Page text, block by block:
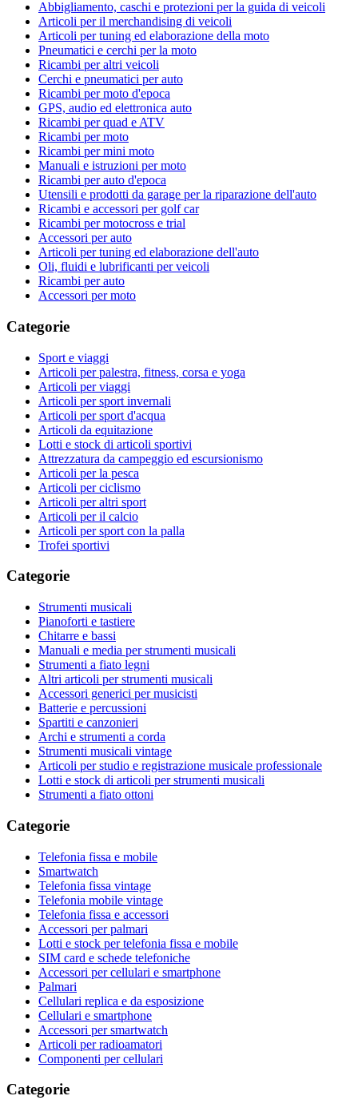
Abbigliamento, caschi e protezioni per la guida di veicoli
Articoli per il merchandising di veicoli
Articoli per tuning ed elaborazione della moto
Pneumatici e cerchi per la moto
Ricambi per altri veicoli
Cerchi e pneumatici per auto
Ricambi per moto d'epoca
GPS, audio ed elettronica auto
Ricambi per quad e ATV
Ricambi per moto
Ricambi per mini moto
Manuali e istruzioni per moto
Ricambi per auto d'epoca
Utensili e prodotti da garage per la riparazione dell'auto
Ricambi e accessori per golf car
Ricambi per motocross e trial
Accessori per auto
Articoli per tuning ed elaborazione dell'auto
Oli, fluidi e lubrificanti per veicoli
Ricambi per auto
Accessori per moto
Categorie
Sport e viaggi
Articoli per palestra, fitness, corsa e yoga
Articoli per viaggi
Articoli per sport invernali
Articoli per sport d'acqua
Articoli da equitazione
Lotti e stock di articoli sportivi
Attrezzatura da campeggio ed escursionismo
Articoli per la pesca
Articoli per ciclismo
Articoli per altri sport
Articoli per il calcio
Articoli per sport con la palla
Trofei sportivi
Categorie
Strumenti musicali
Pianoforti e tastiere
Chitarre e bassi
Manuali e media per strumenti musicali
Strumenti a fiato legni
Altri articoli per strumenti musicali
Accessori generici per musicisti
Batterie e percussioni
Spartiti e canzonieri
Archi e strumenti a corda
Strumenti musicali vintage
Articoli per studio e registrazione musicale professionale
Lotti e stock di articoli per strumenti musicali
Strumenti a fiato ottoni
Categorie
Telefonia fissa e mobile
Smartwatch
Telefonia fissa vintage
Telefonia mobile vintage
Telefonia fissa e accessori
Accessori per palmari
Lotti e stock per telefonia fissa e mobile
SIM card e schede telefoniche
Accessori per cellulari e smartphone
Palmari
Cellulari replica e da esposizione
Cellulari e smartphone
Accessori per smartwatch
Articoli per radioamatori
Componenti per cellulari
Categorie